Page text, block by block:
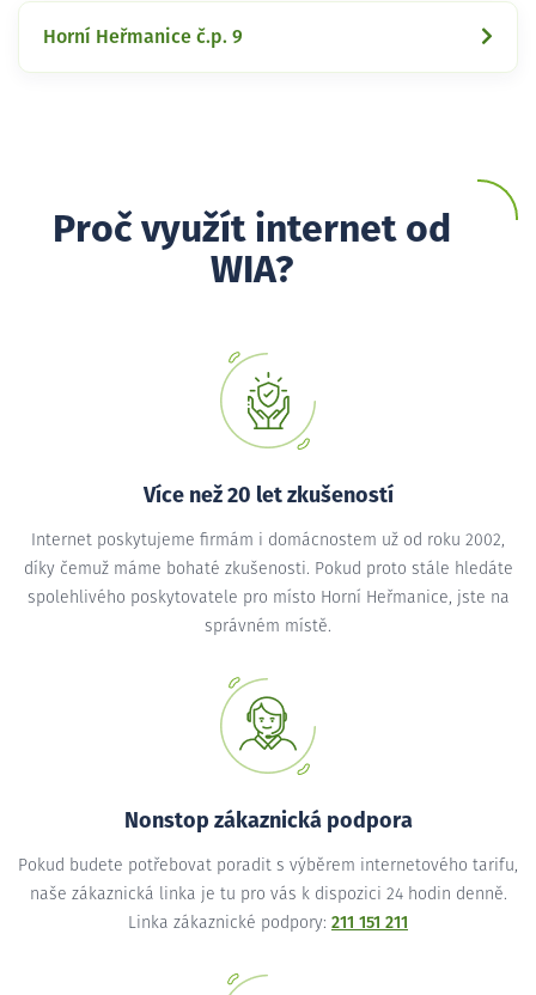
Horní Heřmanice č.p. 9
Proč využít internet od
WIA?
Více než 20 let zkušeností
Internet poskytujeme firmám i domácnostem už od roku 2002,
díky čemuž máme bohaté zkušenosti. Pokud proto stále hledáte
spolehlivého poskytovatele pro místo Horní Heřmanice, jste na
správném místě.
Nonstop zákaznická podpora
Pokud budete potřebovat poradit s výběrem internetového tarifu,
naše zákaznická linka je tu pro vás k dispozici 24 hodin denně.
Linka zákaznické podpory: 211 151 211